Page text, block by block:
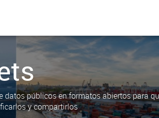
datos públicos en formatos abiertos para
y compartirlos